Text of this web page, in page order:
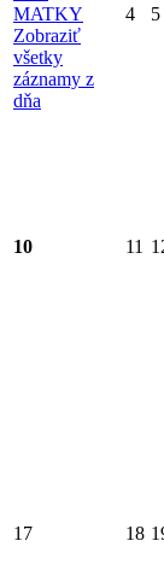
MATKY
Zobraziť
všetky
záznamy z
dňa
4 5
10 11
17 18